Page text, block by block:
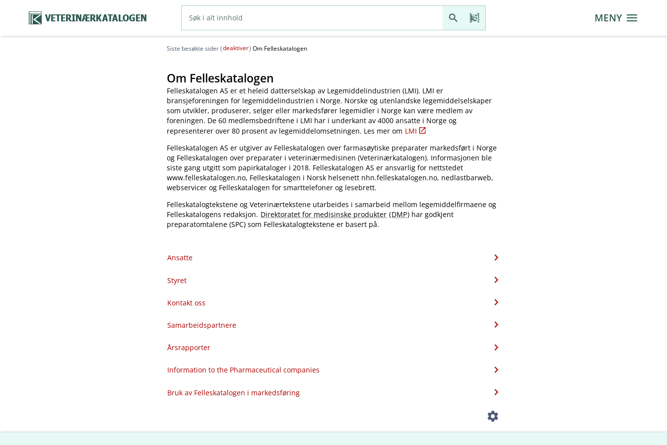
VETERINÆRKATALOGEN MENY
Siste besøkte sider (deaktiver) Om Felleskatalogen
Om Felleskatalogen
Felleskatalogen AS er et heleid datterselskap av Legemiddelindustrien (LMI). LMI er
bransjeforeningen for legemiddelindustrien i Norge. Norske og utenlandske legemiddelselskaper
som utvikler, produserer, selger eller markedsfører legemidler i Norge kan være medlem av
foreningen. De 60 medlemsbedriftene i LMI har i underkant av 4000 ansatte i Norge og
representerer over 80 prosent av legemiddelomsetningen. Les mer om LMI
Felleskatalogen AS er utgiver av Felleskatalogen over farmasøytiske preparater markedsført i Norge
og Felleskatalogen over preparater i veterinærmedisinen (Veterinærkatalogen). Informasjonen ble
siste gang utgitt som papirkataloger i 2018. Felleskatalogen AS er ansvarlig for nettstedet
www.felleskatalogen.no, Felleskatalogen i Norsk helsenett nhn.felleskatalogen.no, nedlastbarweb,
webservicer og Felleskatalogen for smarttelefoner og lesebrett.
Felleskatalogtekstene og Veterinærtekstene utarbeides i samarbeid mellom legemiddelfirmaene og
Felleskatalogens redaksjon. Direktoratet for medisinske produkter (DMP) har godkjent
preparatomtalene (SPC) som Felleskatalogtekstene er basert på.
Ansatte
Styret
Kontakt oss
Samarbeidspartnere
Årsrapporter
Information to the Pharmaceutical companies
Bruk av Felleskatalogen i markedsføring